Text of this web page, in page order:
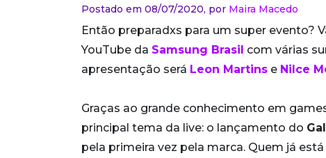
Postado em 08/07/2020, por Maira Macedo
Então preparadxs para um super evento?
YouTube da Samsung Brasil com várias
apresentação será Leon Martins e Nilce
Graças ao grande conhecimento em
principal tema da live: o lançamento do
pela primeira vez pela marca. Quem já